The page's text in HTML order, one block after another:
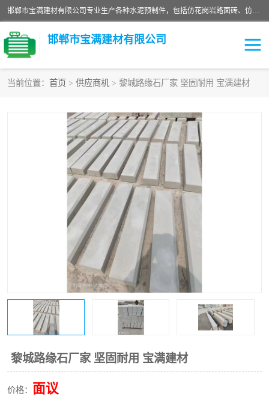
邯郸市宝满建材有限公司专业生产各种水泥预制件，包括仿花岗岩路面砖、仿花岗岩人行道砖、仿花岗岩路侧石、烧结砖、植草砖、码头砖连锁块、仿花岗岩路侧石、沙井盖、水泥盖板等各种水泥制品
邯郸市宝满建材有限公司
当前位置： 首页 > 供应商机 > 黎城路缘石厂家 坚固耐用 宝满建材
黎城路缘石厂家 坚固耐用 宝满建材
价格： 面议
混凝土路沿石
便道砖
花岗岩路岩石 盲道砖
pc仿石砖